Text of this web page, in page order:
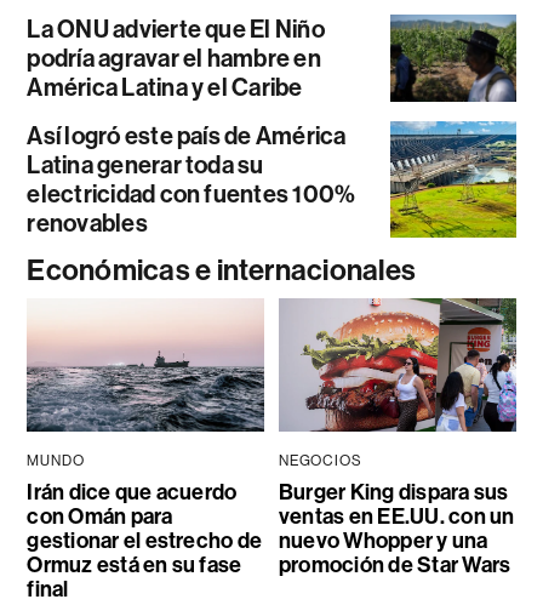
La ONU advierte que El Niño
podría agravar el hambre en
América Latina y el Caribe
Así logró este país de América
Latina generar toda su
electricidad con fuentes 100%
renovables
Económicas e internacionales
MUNDO
Irán dice que acuerdo
con Omán para
gestionar el estrecho de
Ormuz está en su fase
final
NEGOCIOS
Burger King dispara sus
ventas en EE.UU. con un
nuevo Whopper y una
promoción de Star Wars